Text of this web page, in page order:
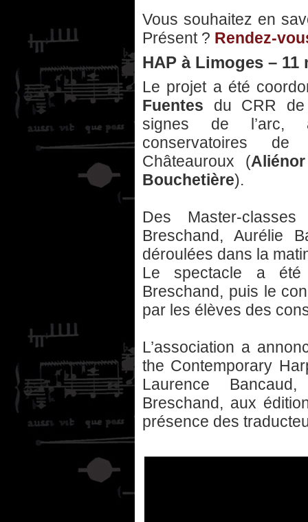
Vous souhaitez en
Présent ? Rendez-
HAP à Limoges – 11
Le projet a été
Fuentes du CRR de
signes de l’arc,
conservatoires
Châteauroux (
Bouchetière).
Des Master-
Breschand, Aurélie
déroulées dans la
Le spectacle a
Breschand, puis le
par les élèves des
L’association a
the Contemporary
Laurence
Breschand, aux
présence des